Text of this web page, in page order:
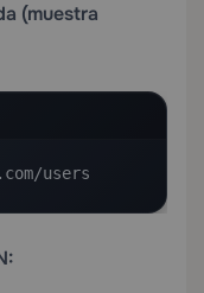
(muestra
users